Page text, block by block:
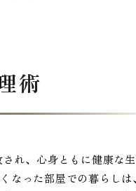
術
れ、心身ともに健康な
った部屋での暮らしは、